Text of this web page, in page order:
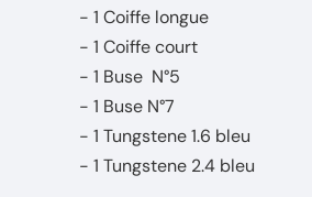
- 1 Coiffe longue
- 1 Coiffe court
- 1 Buse N°5
- 1 Buse N°7
- 1 Tungstene 1.6 bleu
- 1 Tungstene 2.4 bleu